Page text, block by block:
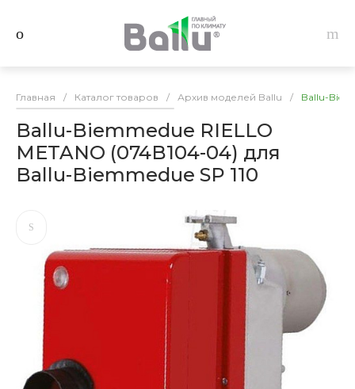
Главная / Каталог товаров / Архив моделей Ballu / Ballu-
Ballu-Biemmedue RIELLO
METANO (074B104-04) для
Ballu-Biemmedue SP 110